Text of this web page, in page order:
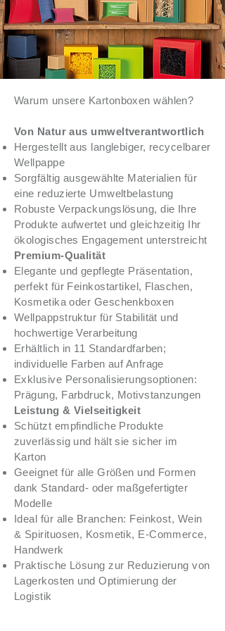
Warum unsere Kartonboxen wählen?
Von Natur aus umweltverantwortlich
Hergestellt aus langlebiger, recycelbarer
Wellpappe
Sorgfältig ausgewählte Materialien für
eine reduzierte Umweltbelastung
Robuste Verpackungslösung, die Ihre
Produkte aufwertet und gleichzeitig Ihr
ökologisches Engagement unterstreicht
Premium-Qualität
Elegante und gepflegte Präsentation,
perfekt für Feinkostartikel, Flaschen,
Kosmetika oder Geschenkboxen
Wellpappstruktur für Stabilität und
hochwertige Verarbeitung
Erhältlich in 11 Standardfarben;
individuelle Farben auf Anfrage
Exklusive Personalisierungsoptionen:
Prägung, Farbdruck, Motivstanzungen
Leistung & Vielseitigkeit
Schützt empfindliche Produkte
zuverlässig und hält sie sicher im
Karton
Geeignet für alle Größen und Formen
dank Standard- oder maßgefertigter
Modelle
Ideal für alle Branchen: Feinkost, Wein
& Spirituosen, Kosmetik, E-Commerce,
Handwerk
Praktische Lösung zur Reduzierung von
Lagerkosten und Optimierung der
Logistik